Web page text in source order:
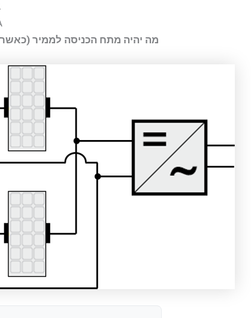
מה יהיה מתח הכניסה לממיר